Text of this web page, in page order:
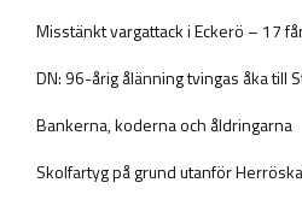
Misstänkt vargattack i Eckerö – 17
DN: 96-årig ålänning tvingas åka till
Bankerna, koderna och åldringarna
Skolfartyg på grund utanför